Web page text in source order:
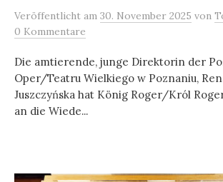
Veröffentlicht am 30. November 2025 von
0 Kommentare
Die amtierende, junge Direktorin der
Oper/Teatru Wielkiego w Poznaniu,
Juszczyńska hat König Roger/Król
an die Wiede...